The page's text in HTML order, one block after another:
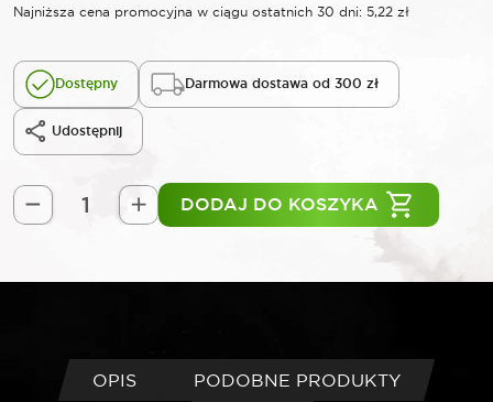
Najniższa cena promocyjna w ciągu ostatnich 30 dni: 5,22 zł
Dostępny Darmowa dostawa od 300 zł
Udostępnij
ilość
mm
DODAJ DO KOSZYKA
OPIS
PODOBNE PRODUKTY